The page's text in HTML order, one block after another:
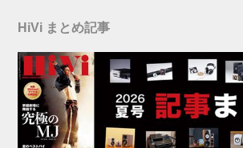
HiVi まとめ記事